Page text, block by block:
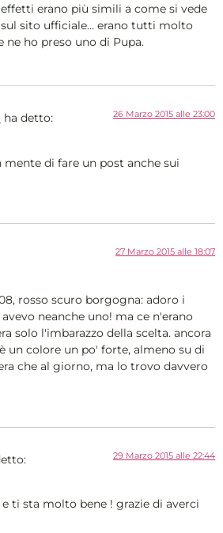
erano più simili a come si vede
sito ufficiale… erano tutti molto
ne ho preso uno di Pupa.
ha detto: 26 Marzo 2015 alle 23:00
mente di fare un post anche sui
27 Marzo 2015 alle 18:07
rosso scuro borgogna: adoro i
neanche uno! ma ce n'erano
solo l'imbarazzo della scelta. ancora
un colore un po' forte, almeno su di
che al giorno, ma lo trovo davvero
29 Marzo 2015 alle 22:44
ti sta molto bene ! grazie di averci